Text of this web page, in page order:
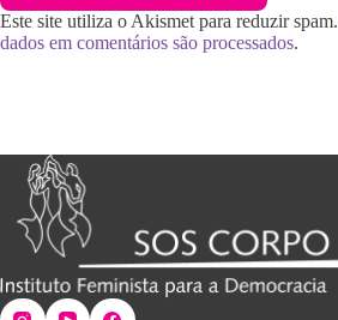
Este site utiliza o Akismet para reduzir spam.
dados em comentários são processados.